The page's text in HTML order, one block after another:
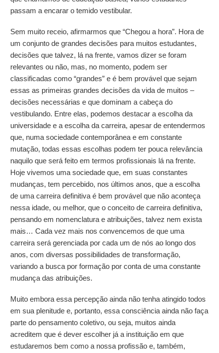
passam a encarar o temido vestibular.
Sem muito receio, afirmarmos que “Chegou a hora”. Hora de
um conjunto de grandes decisões para muitos estudantes,
decisões que talvez, lá na frente, vamos dizer se foram
relevantes ou não, mas, no momento, podem ser
classificadas como “grandes” e é bem provável que sejam
essas as primeiras grandes decisões da vida de muitos –
decisões necessárias e que dominam a cabeça do
vestibulando. Entre elas, podemos destacar a escolha da
universidade e a escolha da carreira, apesar de entendermos
que, numa sociedade contemporânea e em constante
mutação, todas essas escolhas podem ter pouca relevância
naquilo que será feito em termos profissionais lá na frente.
Hoje vivemos uma sociedade que, em suas constantes
mudanças, tem percebido, nos últimos anos, que a escolha
de uma carreira definitiva é bem provável que não aconteça
nessa idade, ou melhor, que o conceito de carreira definitiva,
pensando em nomenclatura e atribuições, talvez nem exista
mais… Cada vez mais nos convencemos de que uma
carreira será gerenciada por cada um de nós ao longo dos
anos, com diversas possibilidades de transformação,
variando a busca por formação por conta de uma constante
mudança das atribuições.
Muito embora essa percepção ainda não tenha atingido todos
em sua plenitude e, portanto, essa consciência ainda não faça
parte do pensamento coletivo, ou seja, muitos ainda
acreditem que é dever escolher já a instituição em que
estudaremos bem como a nossa profissão e, também,